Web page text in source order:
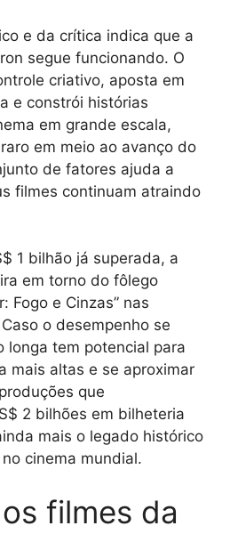
e da crítica indica que a
segue funcionando. O
criativo, aposta em
e constrói histórias
em grande escala,
em meio ao avanço do
de fatores ajuda a
filmes continuam atraindo
1 bilhão já superada, a
em torno do fôlego
Fogo e Cinzas” nas
o desempenho se
longa tem potencial para
mais altas e se aproximar
que
2 bilhões em bilheteria
mais o legado histórico
cinema mundial.
filmes da